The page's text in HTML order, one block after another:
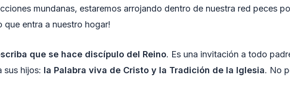
mundanas, estaremos arrojando dentro de nuestra red peces
que entra a nuestro hogar!
que se hace discípulo del Reino. Es una invitación a todo
sus hijos: la Palabra viva de Cristo y la Tradición de la Iglesia. No